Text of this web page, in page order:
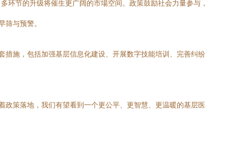
节的升级将催生更广阔的市場空间。政策鼓励社会力量参与，
与预警。
施，包括加强基层信息化建设、开展数字技能培训、完善纠纷
策落地，我们有望看到一个更公平、更智慧、更温暖的基层医